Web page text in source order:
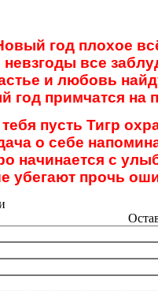
год плохое
все
и любовь
год примчатся на
пусть Тигр
о себе
начинается с
убегают прочь